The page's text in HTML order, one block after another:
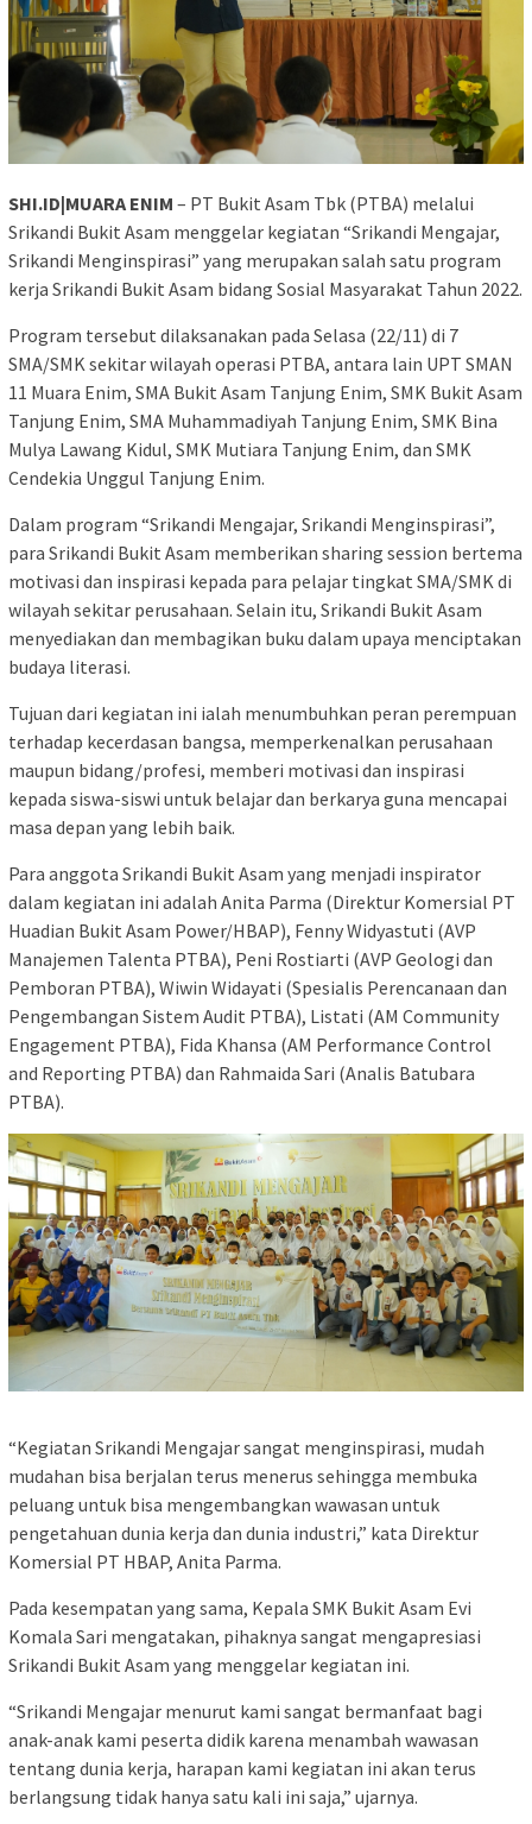
SHI.ID|MUARA ENIM – PT Bukit Asam Tbk (PTBA) melalui
Srikandi Bukit Asam menggelar kegiatan “Srikandi Mengajar,
Srikandi Menginspirasi” yang merupakan salah satu program
kerja Srikandi Bukit Asam bidang Sosial Masyarakat Tahun 2022.
Program tersebut dilaksanakan pada Selasa (22/11) di 7
SMA/SMK sekitar wilayah operasi PTBA, antara lain UPT SMAN
11 Muara Enim, SMA Bukit Asam Tanjung Enim, SMK Bukit Asam
Tanjung Enim, SMA Muhammadiyah Tanjung Enim, SMK Bina
Mulya Lawang Kidul, SMK Mutiara Tanjung Enim, dan SMK
Cendekia Unggul Tanjung Enim.
Dalam program “Srikandi Mengajar, Srikandi Menginspirasi”,
para Srikandi Bukit Asam memberikan sharing session bertema
motivasi dan inspirasi kepada para pelajar tingkat SMA/SMK di
wilayah sekitar perusahaan. Selain itu, Srikandi Bukit Asam
menyediakan dan membagikan buku dalam upaya menciptakan
budaya literasi.
Tujuan dari kegiatan ini ialah menumbuhkan peran perempuan
terhadap kecerdasan bangsa, memperkenalkan perusahaan
maupun bidang/profesi, memberi motivasi dan inspirasi
kepada siswa-siswi untuk belajar dan berkarya guna mencapai
masa depan yang lebih baik.
Para anggota Srikandi Bukit Asam yang menjadi inspirator
dalam kegiatan ini adalah Anita Parma (Direktur Komersial PT
Huadian Bukit Asam Power/HBAP), Fenny Widyastuti (AVP
Manajemen Talenta PTBA), Peni Rostiarti (AVP Geologi dan
Pemboran PTBA), Wiwin Widayati (Spesialis Perencanaan dan
Pengembangan Sistem Audit PTBA), Listati (AM Community
Engagement PTBA), Fida Khansa (AM Performance Control
and Reporting PTBA) dan Rahmaida Sari (Analis Batubara
PTBA).
“Kegiatan Srikandi Mengajar sangat menginspirasi, mudah
mudahan bisa berjalan terus menerus sehingga membuka
peluang untuk bisa mengembangkan wawasan untuk
pengetahuan dunia kerja dan dunia industri,” kata Direktur
Komersial PT HBAP, Anita Parma.
Pada kesempatan yang sama, Kepala SMK Bukit Asam Evi
Komala Sari mengatakan, pihaknya sangat mengapresiasi
Srikandi Bukit Asam yang menggelar kegiatan ini.
“Srikandi Mengajar menurut kami sangat bermanfaat bagi
anak-anak kami peserta didik karena menambah wawasan
tentang dunia kerja, harapan kami kegiatan ini akan terus
berlangsung tidak hanya satu kali ini saja,” ujarnya.